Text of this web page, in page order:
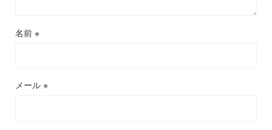
名前 ※
メール ※